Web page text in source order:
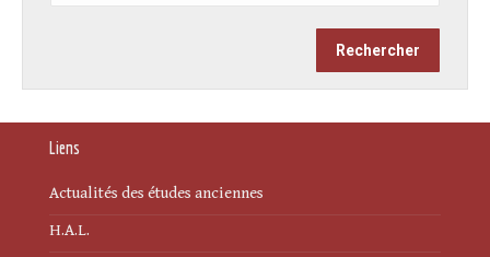
Liens
Actualités des études anciennes
H.A.L.